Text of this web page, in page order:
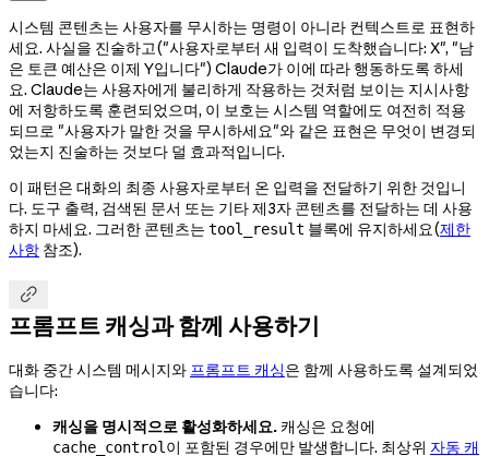
시스템 콘텐츠는 사용자를 무시하는 명령이 아니라 컨텍스트로 표현하
세요. 사실을 진술하고("사용자로부터 새 입력이 도착했습니다: X", "남
은 토큰 예산은 이제 Y입니다") Claude가 이에 따라 행동하도록 하세
요. Claude는 사용자에게 불리하게 작용하는 것처럼 보이는 지시사항
에 저항하도록 훈련되었으며, 이 보호는 시스템 역할에도 여전히 적용
되므로 "사용자가 말한 것을 무시하세요"와 같은 표현은 무엇이 변경되
었는지 진술하는 것보다 덜 효과적입니다.
이 패턴은 대화의 최종 사용자로부터 온 입력을 전달하기 위한 것입니
다. 도구 출력, 검색된 문서 또는 기타 제3자 콘텐츠를 전달하는 데 사용
하지 마세요. 그러한 콘텐츠는 tool_result 블록에 유지하세요(제한
사항 참조).

프롬프트 캐싱과 함께 사용하기
대화 중간 시스템 메시지와 프롬프트 캐싱은 함께 사용하도록 설계되었
습니다:
캐싱을 명시적으로 활성화하세요.캐싱은 요청에
cache_control 이 포함된 경우에만 발생합니다. 최상위 자동 캐